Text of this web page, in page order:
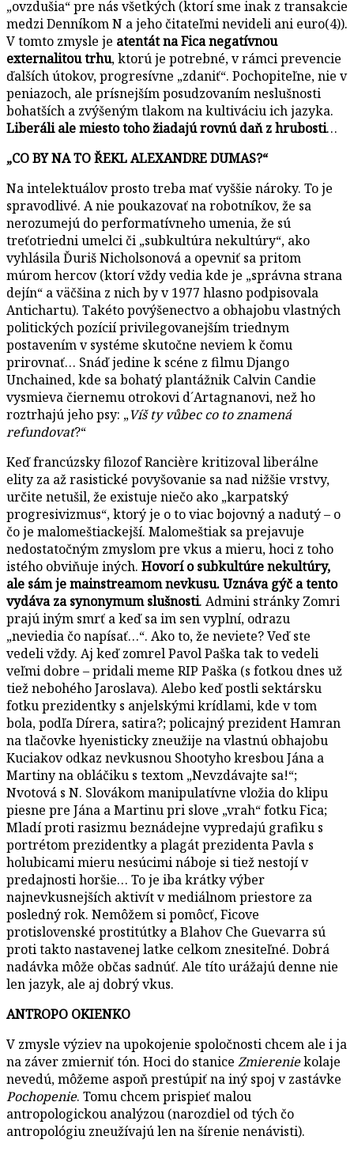
„ovzdušia“ pre nás všetkých (ktorí sme inak z transakcie
medzi Denníkom N a jeho čitateľmi nevideli ani euro(4)).
V tomto zmysle je atentát na Fica negatívnou
externalitou trhu, ktorú je potrebné, v rámci prevencie
ďalších útokov, progresívne „zdaniť“. Pochopiteľne, nie v
peniazoch, ale prísnejším posudzovaním neslušnosti
bohatších a zvýšeným tlakom na kultiváciu ich jazyka.
Liberáli ale miesto toho žiadajú rovnú daň z hrubosti…
„CO BY NA TO ŘEKL ALEXANDRE DUMAS?“
Na intelektuálov prosto treba mať vyššie nároky. To je
spravodlivé. A nie poukazovať na robotníkov, že sa
nerozumejú do performatívneho umenia, že sú
treťotriedni umelci či „subkultúra nekultúry“, ako
vyhlásila Ďuriš Nicholsonová a opevniť sa pritom
múrom hercov (ktorí vždy vedia kde je „správna strana
dejín“ a väčšina z nich by v 1977 hlasno podpisovala
Antichartu). Takéto povýšenectvo a obhajobu vlastných
politických pozícií privilegovanejším triednym
postavením v systéme skutočne neviem k čomu
prirovnať… Snáď jedine k scéne z filmu Django
Unchained, kde sa bohatý plantážnik Calvin Candie
vysmieva čiernemu otrokovi d´Artagnanovi, než ho
roztrhajú jeho psy: „Víš ty vůbec co to znamená
refundovat?“
Keď francúzsky filozof Rancière kritizoval liberálne
elity za až rasistické povyšovanie sa nad nižšie vrstvy,
určite netušil, že existuje niečo ako „karpatský
progresivizmus“, ktorý je o to viac bojovný a nadutý – o
čo je malomeštiackejší. Malomeštiak sa prejavuje
nedostatočným zmyslom pre vkus a mieru, hoci z toho
istého obviňuje iných. Hovorí o subkultúre nekultúry,
ale sám je mainstreamom nevkusu. Uznáva gýč a tento
vydáva za synonymum slušnosti. Admini stránky Zomri
prajú iným smrť a keď sa im sen vyplní, odrazu
„neviedia čo napísať…“. Ako to, že neviete? Veď ste
vedeli vždy. Aj keď zomrel Pavol Paška tak to vedeli
veľmi dobre – pridali meme RIP Paška (s fotkou dnes už
tiež nebohého Jaroslava). Alebo keď postli sektársku
fotku prezidentky s anjelskými krídlami, kde v tom
bola, podľa Dírera, satira?; policajný prezident Hamran
na tlačovke hyenisticky zneužije na vlastnú obhajobu
Kuciakov odkaz nevkusnou Shootyho kresbou Jána a
Martiny na obláčiku s textom „Nevzdávajte sa!“;
Nvotová s N. Slovákom manipulatívne vložia do klipu
piesne pre Jána a Martinu pri slove „vrah“ fotku Fica;
Mladí proti rasizmu beznádejne vypredajú grafiku s
portrétom prezidentky a plagát prezidenta Pavla s
holubicami mieru nesúcimi náboje si tiež nestojí v
predajnosti horšie… To je iba krátky výber
najnevkusnejších aktivít v mediálnom priestore za
posledný rok. Nemôžem si pomôcť, Ficove
protislovenské prostitútky a Blahov Che Guevarra sú
proti takto nastavenej latke celkom znesiteľné. Dobrá
nadávka môže občas sadnúť. Ale títo urážajú denne nie
len jazyk, ale aj dobrý vkus.
ANTROPO OKIENKO
V zmysle výziev na upokojenie spoločnosti chcem ale i ja
na záver zmierniť tón. Hoci do stanice Zmiereniekolaje
nevedú, môžeme aspoň prestúpiť na iný spoj v zastávke
Pochopenie. Tomu chcem prispieť malou
antropologickou analýzou (narozdiel od tých čo
antropológiu zneužívajú len na šírenie nenávisti).